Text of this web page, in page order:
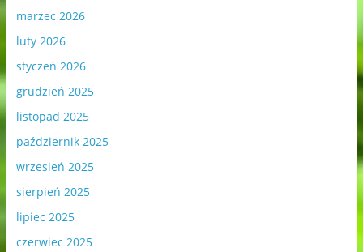
marzec 2026
luty 2026
styczeń 2026
grudzień 2025
listopad 2025
październik 2025
wrzesień 2025
sierpień 2025
lipiec 2025
czerwiec 2025